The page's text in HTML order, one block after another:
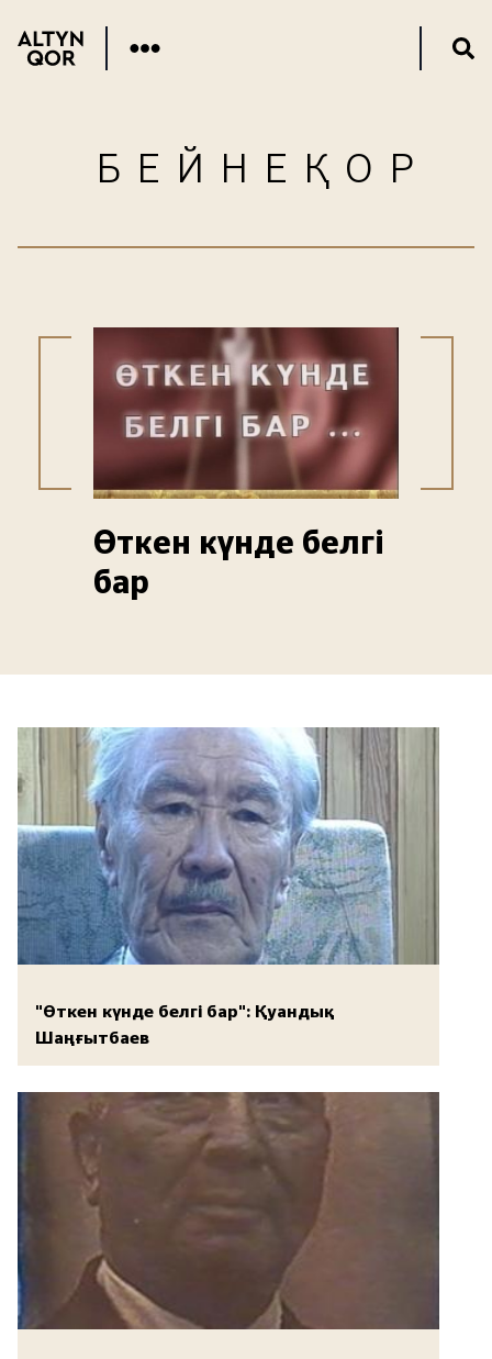
БЕЙНЕҚОР
Өткен күнде белгі
бар
"Өткен күнде белгі бар": Қуандық
Шаңғытбаев